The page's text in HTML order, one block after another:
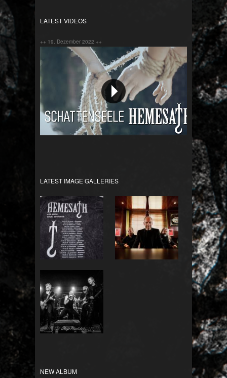
LATEST VIDEOS
++ 19. Dezember 2022 ++
LATEST IMAGE GALLERIES
NEW ALBUM